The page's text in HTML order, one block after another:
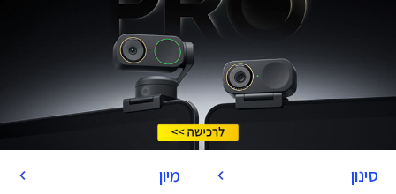
סינון מיון